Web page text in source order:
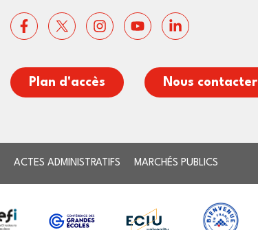
Plan d'accès Nous contacter
ACTES ADMINISTRATIFS MARCHÉS PUBLICS